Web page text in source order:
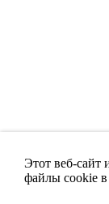
Этот веб-сайт
файлы cookie в